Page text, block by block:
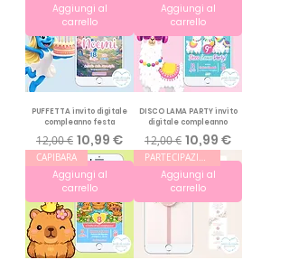
Aggiungi al
carrello
PUFFETTA invito digitale
compleanno festa
Prezzo regolare
12,00 € Prezzo scontato
10,99 €
Aggiungi al
carrello
DISCO LAMA PARTY invito
digitale compleanno
Prezzo regolare
12,00 € Prezzo scontato
10,99 €
Aggiungi al
carrello
CAPIBARA
Aggiungi al
carrello
PARTECIPAZIONE MATRIMONIO